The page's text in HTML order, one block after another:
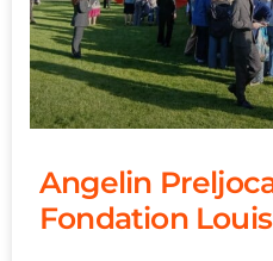
Angelin
Fondation